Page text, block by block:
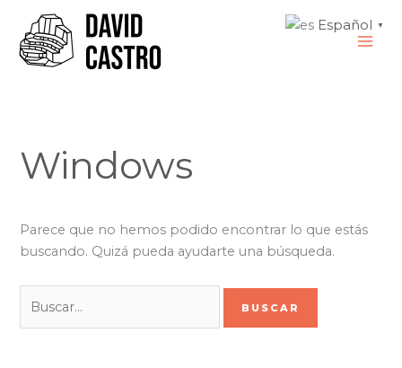
contenido
Windows
Parece que no hemos podido encontrar lo que estás
buscando. Quizá pueda ayudarte una búsqueda.
Buscar
por:
Español ▼